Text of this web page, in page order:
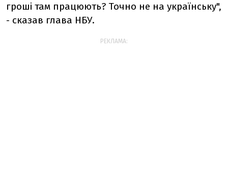
гроші там працюють? Точно не на українську",
- сказав глава НБУ.
РЕКЛАМА: